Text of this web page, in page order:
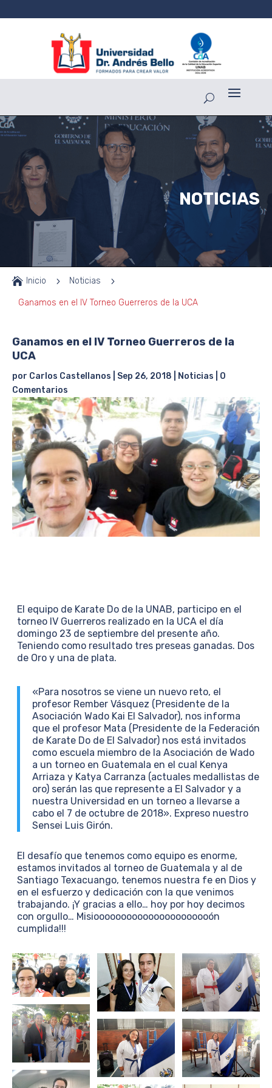
NOTICIAS
 Inicio 5 Noticias 5
Ganamos en el IV Torneo Guerreros de la UCA
Ganamos en el IV Torneo Guerreros de la
UCA
por Carlos Castellanos Sep 26, 2018 Noticias
0
Comentarios
El equipo de Karate Do de la UNAB, participo en el
torneo IV Guerreros realizado en la UCA el día
domingo 23 de septiembre del presente año.
Teniendo como resultado tres preseas ganadas. Dos
de Oro y una de plata.
«Para nosotros se viene un nuevo reto, el
profesor Rember Vásquez (Presidente de la
Asociación Wado Kai El Salvador), nos informa
que el profesor Mata (Presidente de la Federación
de Karate Do de El Salvador) nos está invitados
como escuela miembro de la Asociación de Wado
a un torneo en Guatemala en el cual Kenya
Arriaza y Katya Carranza (actuales medallistas de
oro) serán las que represente a El Salvador y a
nuestra Universidad en un torneo a llevarse a
cabo el 7 de octubre de 2018». Expreso nuestro
Sensei Luis Girón.
El desafío que tenemos como equipo es enorme,
estamos invitados al torneo de Guatemala y al de
Santiago Texacuango, tenemos nuestra fe en Dios y
en el esfuerzo y dedicación con la que venimos
trabajando. ¡Y gracias a ello… hoy por hoy decimos
con orgullo… Misioooooooooooooooooooooón
cumplida!!!